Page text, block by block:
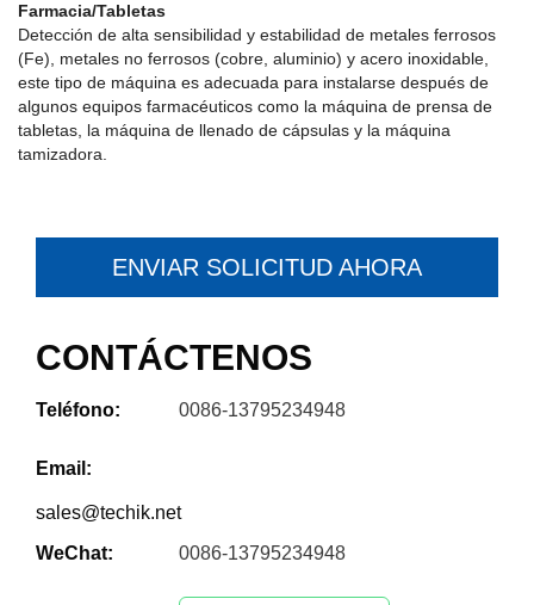
Farmacia/Tabletas
Detección de alta sensibilidad y estabilidad de metales ferrosos
(Fe), metales no ferrosos (cobre, aluminio) y acero inoxidable,
este tipo de máquina es adecuada para instalarse después de
algunos equipos farmacéuticos como la máquina de prensa de
tabletas, la máquina de llenado de cápsulas y la máquina
tamizadora.
ENVIAR SOLICITUD AHORA
CONTÁCTENOS
Teléfono: 0086-13795234948
Email:
sales@techik.net
WeChat:
0086-13795234948